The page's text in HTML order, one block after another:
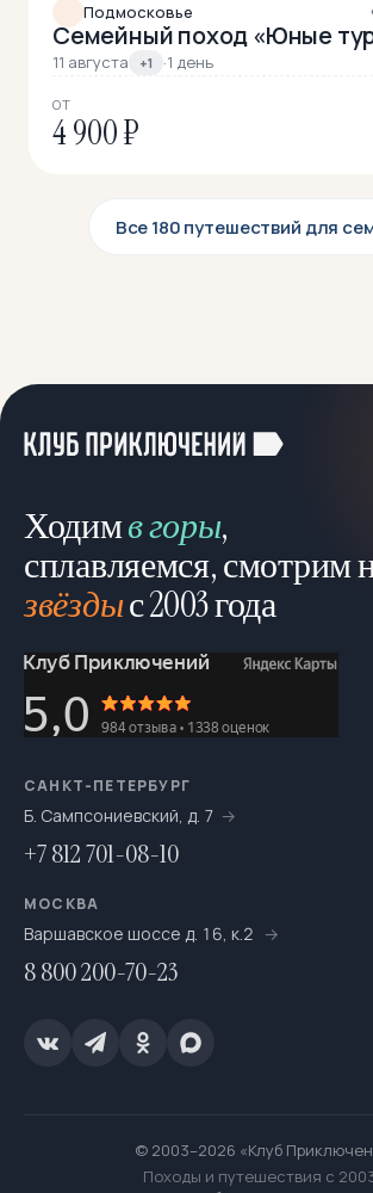
Подмосковье
Семейный поход «Юные
11 августа +1 ·1 день
ОТ
4 900 ₽
Все 180 путешествий для
Ходимв горы,
сплавляемся, смотрим
звёздыс 2003 года
САНКТ-ПЕТЕРБУРГ
Б. Сампсониевский, д. 7
+7 812 701-08-10
МОСКВА
Варшавское шоссе д. 16, к.2
8 800 200-70-23
© 2003–2026 «Клуб
Походы и путешествия с